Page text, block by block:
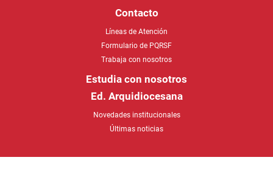
Contacto
Líneas de Atención
Formulario de PQRSF
Trabaja con nosotros
Estudia con nosotros
Ed. Arquidiocesana
Novedades institucionales
Últimas noticias